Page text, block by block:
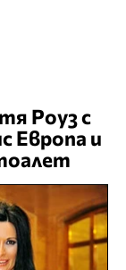
Роуз с
Европа и